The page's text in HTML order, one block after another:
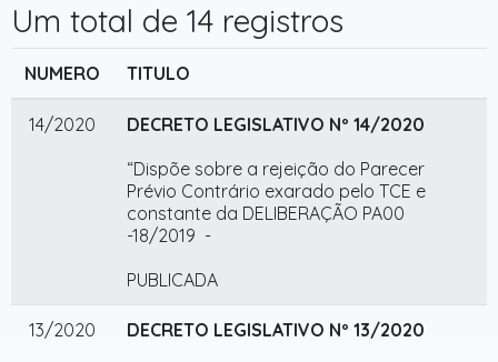
Um total de 14 registros
NUMERO TITULO
14/2020
DECRETO LEGISLATIVO Nº 14/2020
“Dispõe sobre a rejeição do Parecer
Prévio Contrário exarado pelo TCE e
constante da DELIBERAÇÃO PA00
-18/2019 -
PUBLICADA
13/2020
DECRETO LEGISLATIVO Nº 13/2020